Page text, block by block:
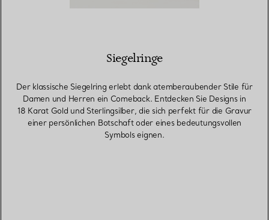
Siegelringe
Der klassische Siegelring erlebt dank atemberaubender Stile für
Damen und Herren ein Comeback. Entdecken Sie Designs in
18 Karat Gold und Sterlingsilber, die sich perfekt für die Gravur
einer persönlichen Botschaft oder eines bedeutungsvollen
Symbols eignen.